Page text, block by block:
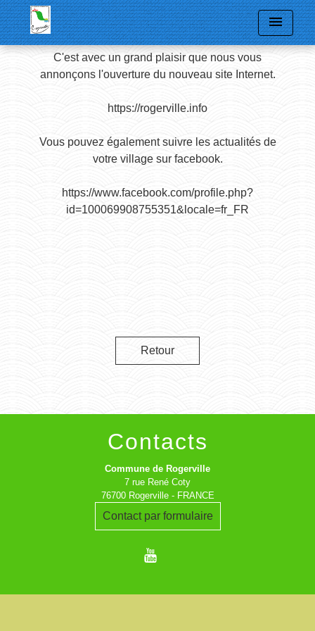
menu
C'est avec un grand plaisir que nous vous
annonçons l'ouverture du nouveau site Internet.
https://rogerville.info
Vous pouvez également suivre les actualités de
votre village sur facebook.
https://www.facebook.com/profile.php?
id=100069908755351&locale=fr_FR
Retour
Contacts
Commune de Rogerville
7 rue René Coty
76700 Rogerville - FRANCE
Contact par formulaire